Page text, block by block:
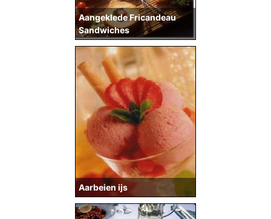
Aangeklede Fricandeau
Sandwiches
Aarbeien ijs